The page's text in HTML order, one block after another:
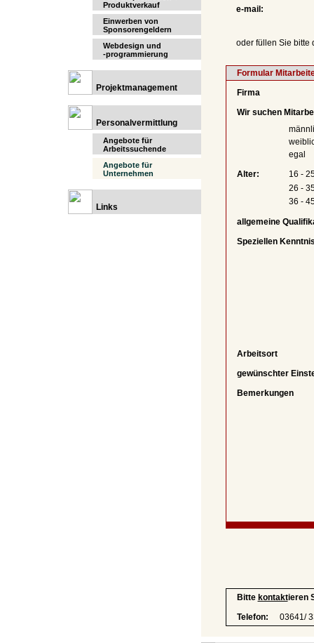
Produktverkauf
Einwerben von
Sponsorengeldern
Webdesign und
-programmierung
Projektmanagement
Personalvermittlung
Angebote für
Arbeitssuchende
Angebote für
Unternehmen
Links
e-mail:
oder füllen Sie
Formular
Firma
Wir suchen
egal
Alter:
16 -
26 -
36 -
allgemeine
Speziellen
Arbeitsort
gewünschter
Bemerkungen
Bitte kontaktieren
Telefon:
03641/